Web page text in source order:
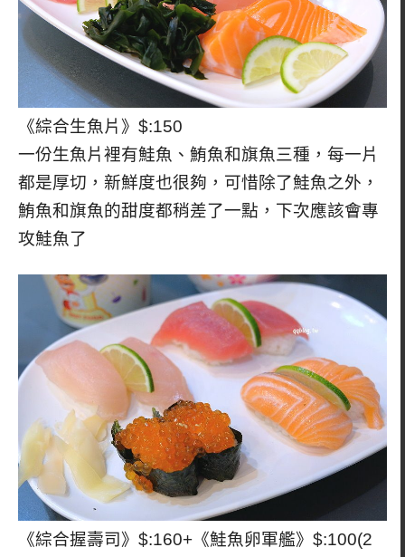
《綜合生魚片》$:150
一份生魚片裡有鮭魚、鮪魚和旗魚三種，每一片
都是厚切，新鮮度也很夠，可惜除了鮭魚之外，
鮪魚和旗魚的甜度都稍差了一點，下次應該會專
攻鮭魚了
《綜合握壽司》$:160+《鮭魚卵軍艦》$:100(2